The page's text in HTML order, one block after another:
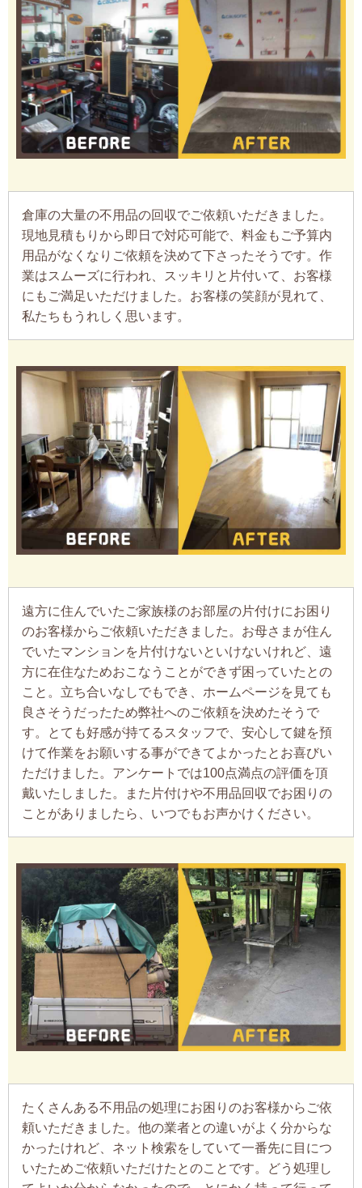
倉庫の大量の不用品の回収でご依頼いただきました。
現地見積もりから即日で対応可能で、料金もご予算内
用品がなくなりご依頼を決めて下さったそうです。作
業はスムーズに行われ、スッキリと片付いて、お客様
にもご満足いただけました。お客様の笑顔が見れて、
私たちもうれしく思います。
遠方に住んでいたご家族様のお部屋の片付けにお困り
のお客様からご依頼いただきました。お母さまが住ん
でいたマンションを片付けないといけないけれど、遠
方に在住なためおこなうことができず困っていたとの
こと。立ち合いなしでもでき、ホームページを見ても
良さそうだったため弊社へのご依頼を決めたそうで
す。とても好感が持てるスタッフで、安心して鍵を預
けて作業をお願いする事ができてよかったとお喜びい
ただけました。アンケートでは100点満点の評価を頂
戴いたしました。また片付けや不用品回収でお困りの
ことがありましたら、いつでもお声かけください。
たくさんある不用品の処理にお困りのお客様からご依
頼いただきました。他の業者との違いがよく分からな
かったけれど、ネット検索をしていて一番先に目につ
いたためご依頼いただけたとのことです。どう処理し